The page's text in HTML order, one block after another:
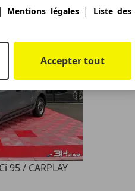
95 / CARPLAY
| Mentions légales|
Liste des
Accepter tout